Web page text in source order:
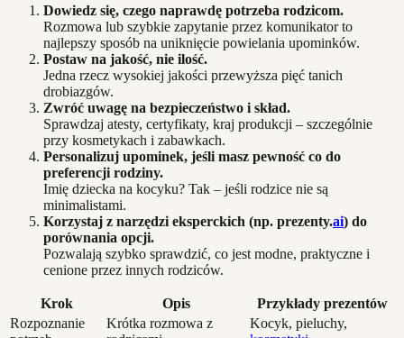
Dowiedz się, czego naprawdę potrzeba rodzicom.
Rozmowa lub szybkie zapytanie przez komunikator to
najlepszy sposób na uniknięcie powielania upominków.
Postaw na jakość, nie ilość.
Jedna rzecz wysokiej jakości przewyższa pięć tanich
drobiazgów.
Zwróć uwagę na bezpieczeństwo i skład.
Sprawdzaj atesty, certyfikaty, kraj produkcji – szczególnie
przy kosmetykach i zabawkach.
Personalizuj upominek, jeśli masz pewność co do
preferencji rodziny.
Imię dziecka na kocyku? Tak – jeśli rodzice nie są
minimalistami.
Korzystaj z narzędzi eksperckich (np. prezenty.ai) do
porównania opcji.
Pozwalają szybko sprawdzić, co jest modne, praktyczne i
cenione przez innych rodziców.
Krok Opis
Przykłady prezentów
Rozpoznanie
Krótka rozmowa z
Kocyk, pieluchy,